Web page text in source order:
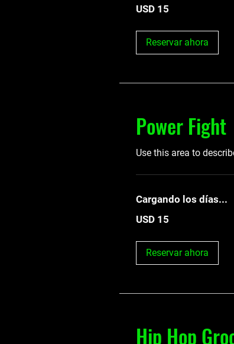
dólares
USD 15
Reservar ahora
Power Fight
Use this area to
Cargando los días...
dólares
USD 15
Reservar ahora
Hip Hop